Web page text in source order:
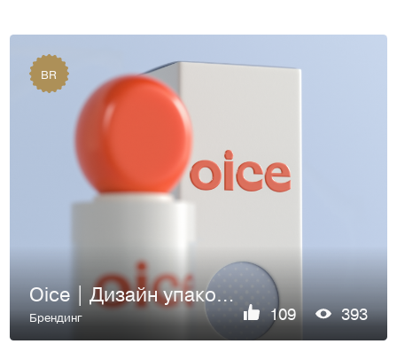
BR
Oice | Дизайн упаковки
Брендинг 109 393